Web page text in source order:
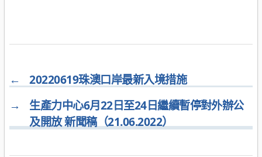
←
20220619珠澳口岸最新入境措施
→
生產力中心6月22日至24日繼續暫停對外辦公
及開放 新聞稿（21.06.2022）